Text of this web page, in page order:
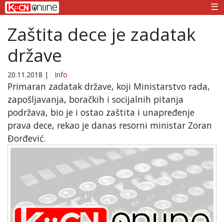
☰
Zaštita dece je zadatak
države
20.11.2018 | Info
Primaran zadatak države, koji Ministarstvo rada,
zapošljavanja, boračkih i socijalnih pitanja
podržava, bio je i ostao zaštita i unapređenje
prava dece, rekao je danas resorni ministar Zoran
Đorđević.